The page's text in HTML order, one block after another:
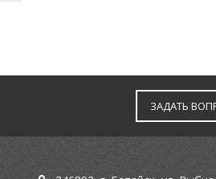
ЗАДАТЬ